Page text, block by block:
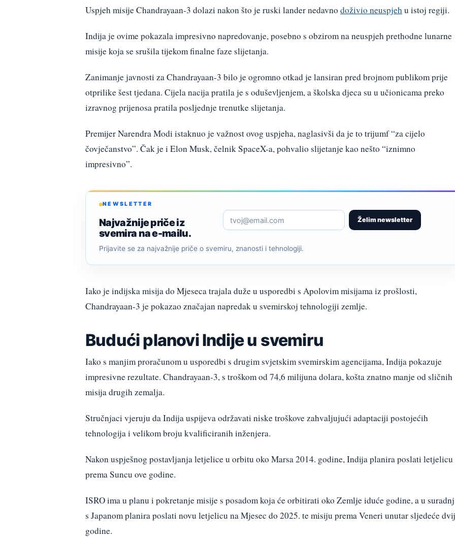
Uspjeh misije Chandrayaan-3 dolazi nakon što je ruski lander nedavno doživio neuspjehu istoj regiji.
Indija je ovime pokazala impresivno napredovanje, posebno s obzirom na neuspjeh prethodne lunarne
misije koja se srušila tijekom finalne faze slijetanja.
Zanimanje javnosti za Chandrayaan-3 bilo je ogromno otkad je lansiran pred brojnom publikom prije
otprilike šest tjedana. Cijela nacija pratila je s oduševljenjem, a školska djeca su u učionicama preko
izravnog prijenosa pratila posljednje trenutke slijetanja.
Premijer Narendra Modi istaknuo je važnost ovog uspjeha, naglasivši da je to trijumf “za cijelo
čovječanstvo”. Čak je i Elon Musk, čelnik SpaceX-a, pohvalio slijetanje kao nešto “iznimno
impresivno”.
NEWSLETTER
Najvažnije priče iz
svemira na e-mailu.
Želim newsletter
Prijavite se za najvažnije priče o svemiru, znanosti i tehnologiji.
Iako je indijska misija do Mjeseca trajala duže u usporedbi s Apolovim misijama iz prošlosti,
Chandrayaan-3 je pokazao značajan napredak u svemirskoj tehnologiji zemlje.
Budući planovi Indije u svemiru
Iako s manjim proračunom u usporedbi s drugim svjetskim svemirskim agencijama, Indija pokazuje
impresivne rezultate. Chandrayaan-3, s troškom od 74,6 milijuna dolara, košta znatno manje od sličnih
misija drugih zemalja.
Stručnjaci vjeruju da Indija uspijeva održavati niske troškove zahvaljujući adaptaciji postojećih
tehnologija i velikom broju kvalificiranih inženjera.
Nakon uspješnog postavljanja letjelice u orbitu oko Marsa 2014. godine, Indija planira poslati letjelicu
prema Suncu ove godine.
ISRO ima u planu i pokretanje misije s posadom koja će orbitirati oko Zemlje iduće godine, a u
s Japanom planira poslati novu letjelicu na Mjesec do 2025. te misiju prema Veneri unutar sljedeće
godine.